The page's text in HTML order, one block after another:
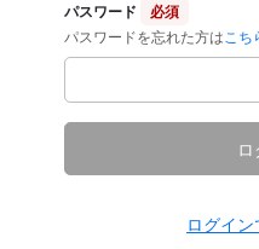
パスワード
必須
パスワードを忘れた方は こち
ロ
ログイ